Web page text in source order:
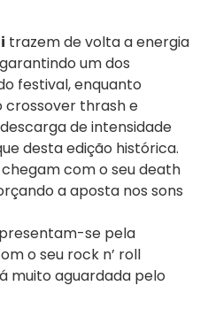
trazem de volta a energia
um dos
festival, enquanto
crossover thrash e
de intensidade
desta edição histórica.
chegam com o seu death
a aposta nos sons
se pela
o seu rock n’ roll
muito aguardada pelo